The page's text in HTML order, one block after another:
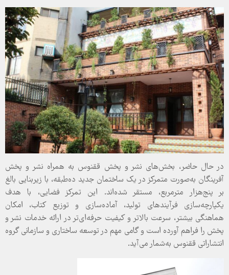
در حال حاضر، بخش‌های نشر و پخش ققنوس به همراه نشر و پخش
آفرینگان به‌صورت متمرکز در یک ساختمان جدید ده‌طبقه، با زیربنایی بالغ
بر پنج‌هزار مترمربع، مستقر شده‌اند. این تمرکز فضایی، با هدف
یکپارچه‌سازی فرآیندهای تولید، آماده‌سازی و توزیع کتاب، امکان
هماهنگی بیشتر، سرعت بالاتر و کیفیت حرفه‌ای‌تر در ارائه خدمات نشر و
پخش را فراهم آورده است و گامی‌ مهم در توسعه ساختاری و سازمانی گروه
انتشاراتی ققنوس به‌شمار می‌آید.